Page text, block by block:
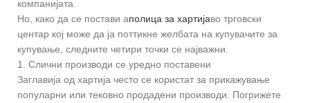
компанијата.
Но, како да се постави аполица за хартијаво трговски
центар кој може да ја поттикне желбата на купувачите за
купување, следните четири точки се најважни.
1. Слични производи се уредно поставени
Заглавија од хартија често се користат за прикажување
популарни или тековно продадени производи. Погрижете